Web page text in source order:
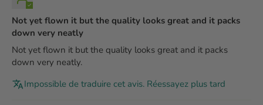
Not yet flown it but the quality looks great and it packs
down very neatly
Not yet flown it but the quality looks great and it packs
down very neatly.
Impossible de traduire cet avis. Réessayez plus tard